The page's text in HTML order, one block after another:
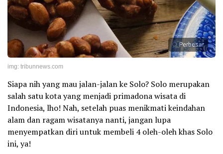
Perbesar
img: tribunnews.com
Siapa nih yang mau jalan-jalan ke Solo? Solo merupakan
salah satu kota yang menjadi primadona wisata di
Indonesia, lho! Nah, setelah puas menikmati keindahan
alam dan ragam wisatanya nanti, jangan lupa
menyempatkan diri untuk membeli 4 oleh-oleh khas Solo
ini, ya!